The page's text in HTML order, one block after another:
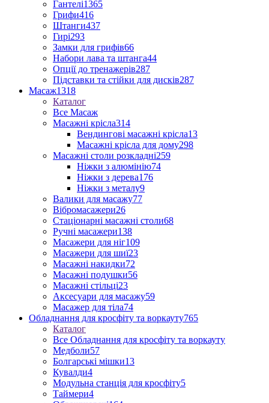
Гантелі1365
Грифи416
Штанги437
Гирі293
Замки для грифів66
Набори лава та штанга44
Опції до тренажерів287
Підставки та стійки для дисків287
Масаж1318
Каталог
Все Масаж
Масажні крісла314
Вендингові масажні крісла13
Масажні крісла для дому298
Масажні столи розкладні259
Ніжки з алюмінію74
Ніжки з дерева176
Ніжки з металу9
Валики для масажу77
Вібромасажери26
Стаціонарні масажні столи68
Ручні масажери138
Масажери для ніг109
Масажери для шиї23
Масажні накидки72
Масажні подушки56
Масажні стільці23
Аксесуари для масажу59
Масажер для тіла74
Обладнання для кросфіту та воркауту765
Каталог
Все Обладнання для кросфіту та воркауту
Медболи57
Болгарські мішки13
Кувалди4
Модульна станція для кросфіту5
Таймери4